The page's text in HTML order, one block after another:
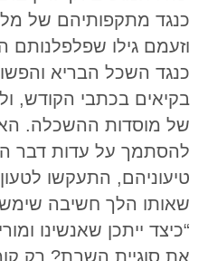
כנגד מתקפותיהם של
וזעמם גילו שפלפלנותם
כנגד השכל הבריא
בקיאים בכתבי הקודש,
של מוסדות ההשכלה.
להסתמך על עדות דבר
טיעוניהם, התעקשו
שאותו הלך חשיבה שימש
“כיצד ייתכן שאנשינו
את סוגיית השבת? רק